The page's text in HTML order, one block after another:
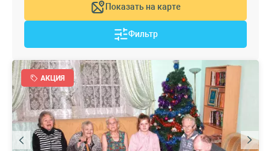
Показать на карте
Фильтр
АКЦИЯ